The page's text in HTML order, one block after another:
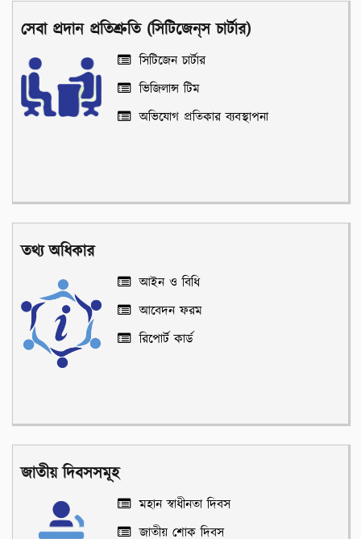
সেবা প্রদান প্রতিশ্রুতি (সিটিজেন্‌স চার্টার)
সিটিজেন চার্টার
ভিজিলান্স টিম
অভিযোগ প্রতিকার ব্যবস্থাপনা
তথ্য অধিকার
আইন ও বিধি
আবেদন ফরম
রিপোর্ট কার্ড
জাতীয় দিবসসমূহ
মহান স্বাধীনতা দিবস
জাতীয় শোক দিবস